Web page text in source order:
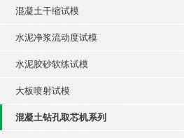
混凝土干缩试模
水泥净浆流动度试模
水泥胶砂软练试模
大板喷射试模
混凝土钻孔取芯机系列